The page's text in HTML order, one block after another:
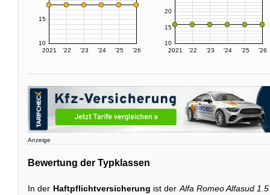
2021 '22 '23 '24 '25 '26
10
15
2021 '22 '23 '24 '25 '26
10
15
20
Anzeige
Bewertung der Typklassen
In der Haftpflichtversicherung ist der Alfa Romeo Alfasud